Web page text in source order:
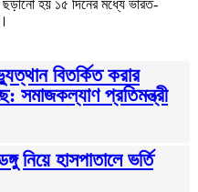
হয় ১৫ দিনের মধ্যে ভারত-
বিতর্কিত করার
সমাজকল্যাণ প্রতিমন্ত্রী
নিয়ে হাসপাতালে ভর্তি